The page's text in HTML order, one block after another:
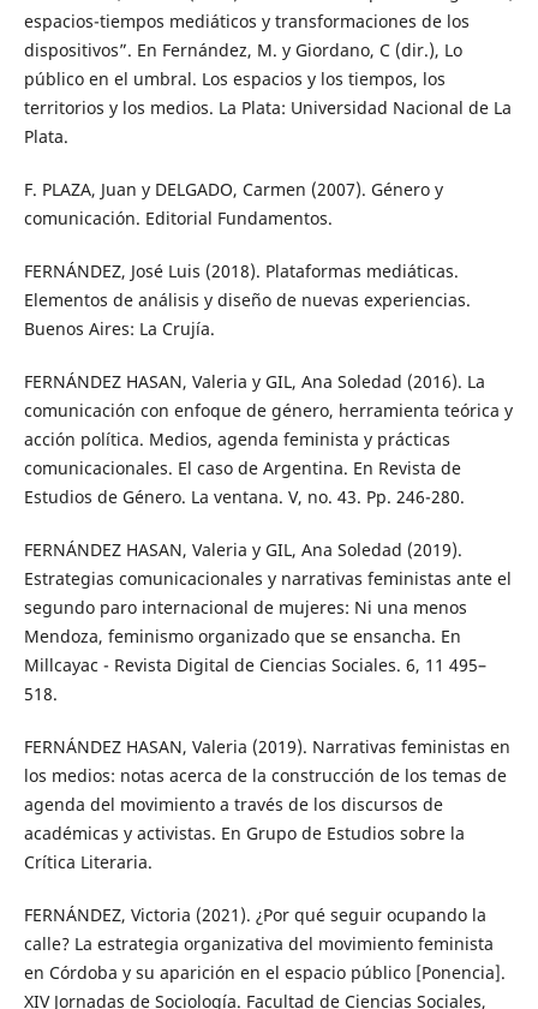
espacios-tiempos mediáticos y transformaciones de los
dispositivos”. En Fernández, M. y Giordano, C (dir.), Lo
público en el umbral. Los espacios y los tiempos, los
territorios y los medios. La Plata: Universidad Nacional de La
Plata.
F. PLAZA, Juan y DELGADO, Carmen (2007). Género y
comunicación. Editorial Fundamentos.
FERNÁNDEZ, José Luis (2018). Plataformas mediáticas.
Elementos de análisis y diseño de nuevas experiencias.
Buenos Aires: La Crujía.
FERNÁNDEZ HASAN, Valeria y GIL, Ana Soledad (2016). La
comunicación con enfoque de género, herramienta teórica y
acción política. Medios, agenda feminista y prácticas
comunicacionales. El caso de Argentina. En Revista de
Estudios de Género. La ventana. V, no. 43. Pp. 246-280.
FERNÁNDEZ HASAN, Valeria y GIL, Ana Soledad (2019).
Estrategias comunicacionales y narrativas feministas ante el
segundo paro internacional de mujeres: Ni una menos
Mendoza, feminismo organizado que se ensancha. En
Millcayac - Revista Digital de Ciencias Sociales. 6, 11 495–
518.
FERNÁNDEZ HASAN, Valeria (2019). Narrativas feministas en
los medios: notas acerca de la construcción de los temas de
agenda del movimiento a través de los discursos de
académicas y activistas. En Grupo de Estudios sobre la
Crítica Literaria.
FERNÁNDEZ, Victoria (2021). ¿Por qué seguir ocupando la
calle? La estrategia organizativa del movimiento feminista
en Córdoba y su aparición en el espacio público [Ponencia].
XIV Jornadas de Sociología. Facultad de Ciencias Sociales,